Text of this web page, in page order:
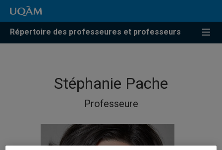
Répertoire des professeures et professeurs
Stéphanie Pache
Professeure